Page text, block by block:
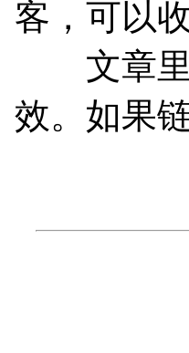
客，可以
文章里
效。如果